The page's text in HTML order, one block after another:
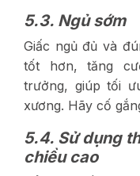
5.3. Ngủ sớm
Giấc ngủ đủ và
tốt hơn, tăng
trưởng, giúp tối
xương. Hãy cố
5.4. Sử dụng
chiều cao